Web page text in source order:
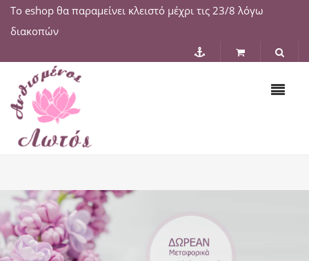
Το eshop θα παραμείνει κλειστό μέχρι τις 23/8 λόγω
διακοπών